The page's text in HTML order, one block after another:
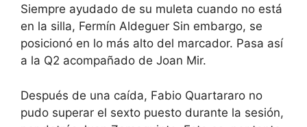
Siempre ayudado de su muleta cuando no está
en la silla, Fermín Aldeguer Sin embargo, se
posicionó en lo más alto del marcador. Pasa así
a la Q2 acompañado de Joan Mir.
Después de una caída, Fabio Quartararo no
pudo superar el sexto puesto durante la sesión,